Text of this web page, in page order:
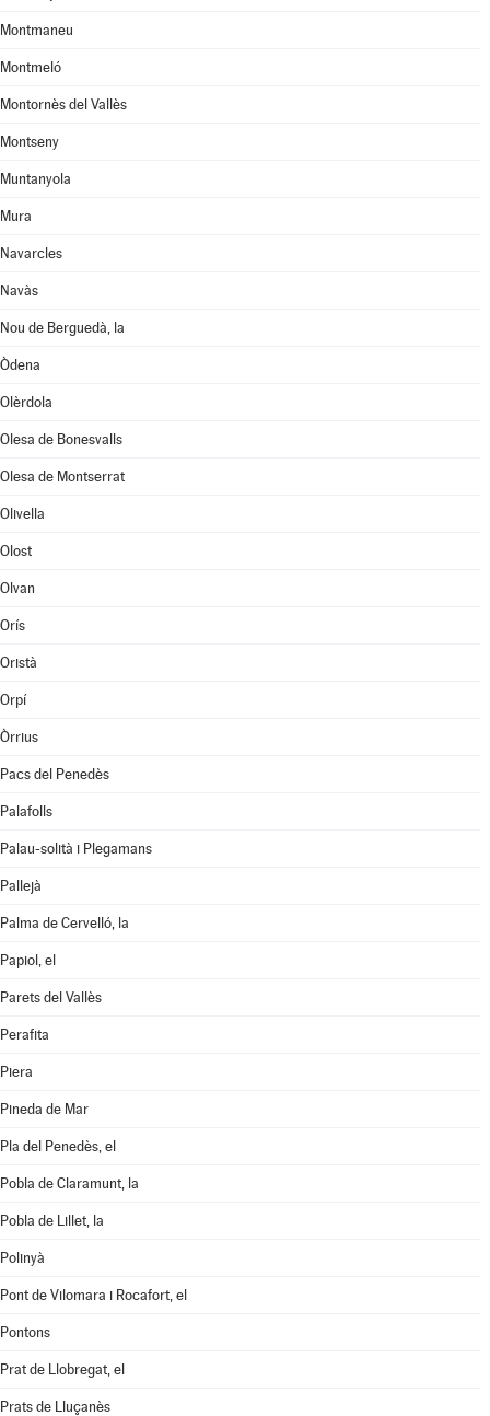
Montmaneu
Montmeló
Montornès del Vallès
Montseny
Muntanyola
Mura
Navarcles
Navàs
Nou de Berguedà, la
Òdena
Olèrdola
Olesa de Bonesvalls
Olesa de Montserrat
Olivella
Olost
Olvan
Orís
Oristà
Orpí
Òrrius
Pacs del Penedès
Palafolls
Palau-solità i Plegamans
Pallejà
Palma de Cervelló, la
Papiol, el
Parets del Vallès
Perafita
Piera
Pineda de Mar
Pla del Penedès, el
Pobla de Claramunt, la
Pobla de Lillet, la
Polinyà
Pont de Vilomara i Rocafort, el
Pontons
Prat de Llobregat, el
Prats de Lluçanès